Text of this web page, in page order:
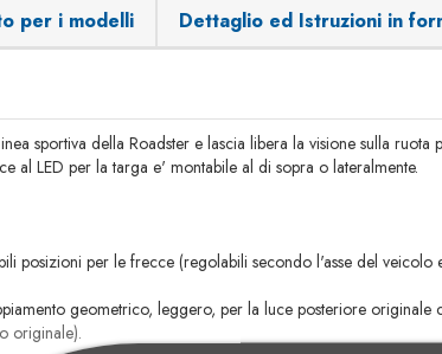
per i modelli Dettaglio ed Istruzioni in
sportiva della Roadster e lascia libera la visione sulla ruota
al LED per la targa e' montabile al di sopra o lateralmente.
posizioni per le frecce (regolabili secondo l'asse del
geometrico, leggero, per la luce posteriore originale
originale).